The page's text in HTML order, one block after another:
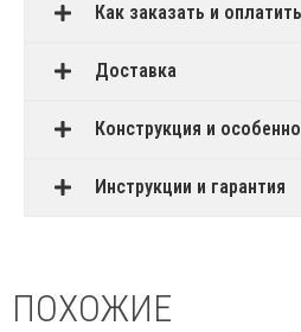
Как заказать и
Доставка
Конструкция и
Инструкции и гарантия
ПОХОЖИЕ